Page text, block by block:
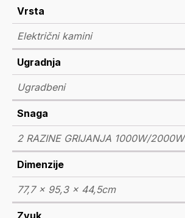
Vrsta
Električni kamini
Ugradnja
Ugradbeni
Snaga
2 RAZINE GRIJANJA 1000W/2000W
Dimenzije
77,7 x 95,3 x 44,5cm
Zvuk